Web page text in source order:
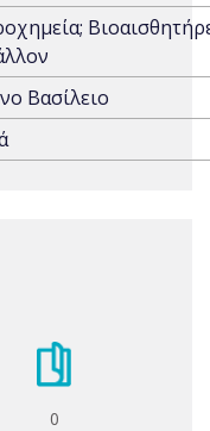
Βασίλειο
0